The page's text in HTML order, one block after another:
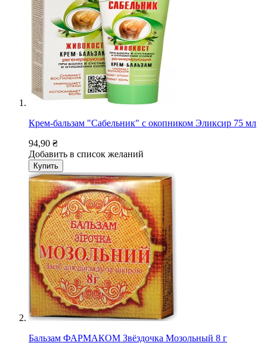
Крем-бальзам "Сабельник" с окопником Эликсир 75 мл
94,90 ₴
Добавить в список желаний
Купить
Бальзам ФАРМАКОМ Звёздочка Мозольный 8 г